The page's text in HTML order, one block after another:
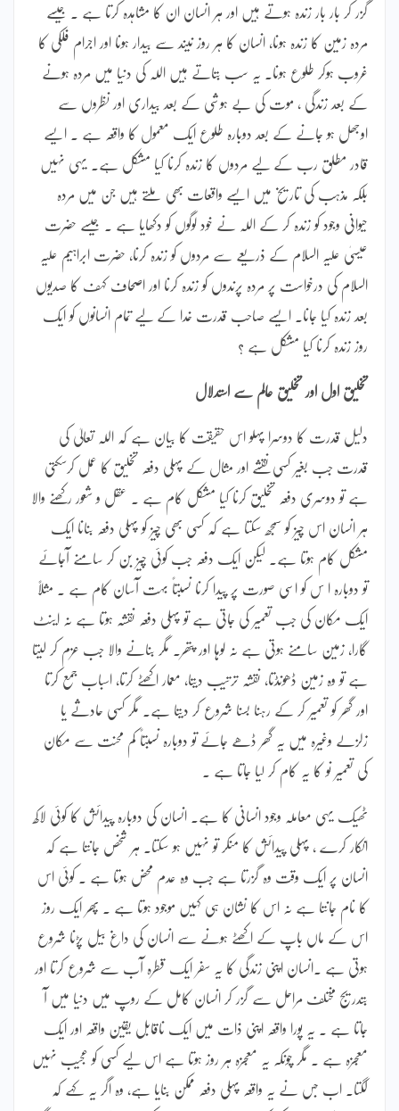
گزر کر بار بار زندہ ہوتے ہیں اور ہر انسان ان کا مشاہدہ کرتا ہے ۔ جیسے
مردہ زمین کا زندہ ہونا، انسان کا ہر روز نیند سے بیدار ہونا اور اجرام فلکی کا
غروب ہوکر طلوع ہونا۔ یہ سب بتاتے ہیں اللہ کی دنیا میں مردہ ہونے
کے بعد زندگی ، موت کی بے ہوشی کے بعد بیداری اور نظروں سے
اوجھل ہو جانے کے بعد دوبارہ طلوع ایک معمول کا واقعہ ہے ۔ ایسے
قادر مطلق رب کے لیے مردوں کا زندہ کرنا کیا مشکل ہے۔ یہی نہیں
بلکہ مذہب کی تاریخ میں ایسے واقعات بھی ملتے ہیں جن میں مردہ
حیوانی وجود کو زندہ کر کے اللہ نے خود لوگوں کو دکھایا ہے ۔ جیسے حضرت
عیسیٰ علیہ السلام کے ذریعے سے مردوں کو زندہ کرنا، حضرت ابراہیم علیہ
السلام کی درخواست پر مردہ پرندوں کو زندہ کرنا اور اصحاف کہف کا صدیوں
بعد زندہ کیا جانا۔ ایسے صاحب قدرت خدا کے لیے تمام انسانوں کو ایک
روز زندہ کرنا کیا مشکل ہے ؟
تخلیق اول اور تخلیق عالم سے استدلال
دلیل قدرت کا دوسرا پہلو اس حقیقت کا بیان ہے کہ اللہ تعالیٰ کی
قدرت جب بغیر کسی نقشے اور مثال کے پہلی دفعہ تخلیق کا عمل کرسکتی
ہے تو دوسری دفعہ تخلیق کرنا کیا مشکل کام ہے ۔ عقل و شعور رکھنے والا
ہر انسان اس چیز کو سمجھ سکتا ہے کہ کسی بھی چیز کو پہلی دفعہ بنانا ایک
مشکل کام ہوتا ہے۔ لیکن ایک دفعہ جب کوئی چیز بن کر سامنے آجائے
تو دوبارہ ا س کو اسی صورت پر پیدا کرنا نسبتاً بہت آسان کام ہے ۔ مثلاً
ایک مکان کی جب تعمیر کی جاتی ہے تو پہلی دفعہ نقشہ ہوتا ہے نہ اینٹ
گارا، زمین سامنے ہوتی ہے نہ لوہا اور پتھر۔ مگر بنانے والا جب عزم کر لیتا
ہے تو وہ زمین ڈھونڈتا، نقشہ ترتیب دیتا، معمار اکھٹے کرتا، اسباب جمع کرتا
اور گھر کو تعمیر کر کے رہنا بسنا شروع کر دیتا ہے۔ مگر کسی حادثے یا
زلزلے وغیرہ میں یہ گھر ڈھے جائے تو دوبارہ نسبتاً کم محنت سے مکان
کی تعمیر نو کا یہ کام کر لیا جاتا ہے ۔
ٹھیک یہی معاملہ وجود انسانی کا ہے۔ انسان کی دوبارہ پیدائش کا کوئی لاکھ
انکار کرے ، پہلی پیدائش کا منکر تو نہیں ہو سکتا۔ ہر شخص جانتا ہے کہ
انسان پر ایک وقت وہ گزرتا ہے جب وہ عدم محض ہوتا ہے ۔ کوئی اس
کا نام جانتا ہے نہ اس کا نشان ہی کہیں موجود ہوتا ہے ۔ پھر ایک روز
اس کے ماں باپ کے اکھٹے ہونے سے انسان کی داغ بیل پڑنا شروع
ہوتی ہے ۔انسان اپنی زندگی کا یہ سفر ایک قطرہ آب سے شروع کرتا اور
بتدریج مختلف مراحل سے گزر کر انسان کامل کے روپ میں دنیا میں آ
جاتا ہے ۔ یہ پورا واقعہ اپنی ذات میں ایک ناقابل یقین واقعہ اور ایک
معجزہ ہے ۔ مگر چونکہ یہ معجزہ ہر روز ہوتا ہے اس لیے کسی کو عجیب نہیں
لگتا۔ اب جس نے یہ واقعہ پہلی دفعہ ممکن بنایا ہے، وہ اگر یہ کہے کہ